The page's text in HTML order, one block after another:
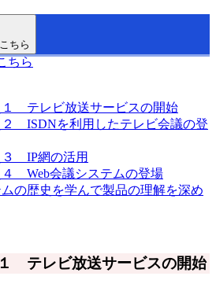
ちら
ちら
１ テレビ放送サービスの開始
２ ISDNを利用したテレビ会議の登
３ IP網の活用
Web会議システムの登場
の歴史を学んで製品の理解を深め
テレビ放送サービスの開始